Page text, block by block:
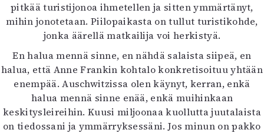
pitkää turistijonoa ihmetellen ja sitten ymmärtänyt,
mihin jonotetaan. Piilopaikasta on tullut turistikohde,
jonka äärellä matkailija voi herkistyä.
En halua mennä sinne, en nähdä salaista siipeä, en
halua, että Anne Frankin kohtalo konkretisoituu yhtään
enempää. Auschwitzissa olen käynyt, kerran, enkä
halua mennä sinne enää, enkä muihinkaan
keskitysleireihin. Kuusi miljoonaa kuollutta juutalaista
on tiedossani ja ymmärryksessäni. Jos minun on pakko